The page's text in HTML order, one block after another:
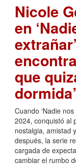
Nicole
en
que
dormida’
Cuando ‘Nadie
2024, conquistó al
nostalgia, amistad
después, la serie
cargada de
cambiar el rumbo